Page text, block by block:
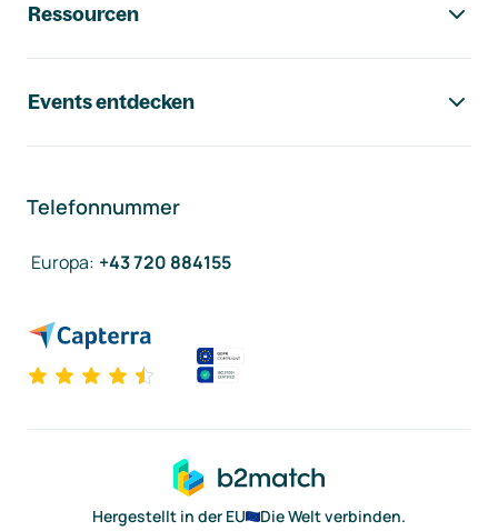
Ressourcen
Events entdecken
Telefonnummer
Europa: +43 720 884155
Hergestellt in der EU
Die Welt verbinden.